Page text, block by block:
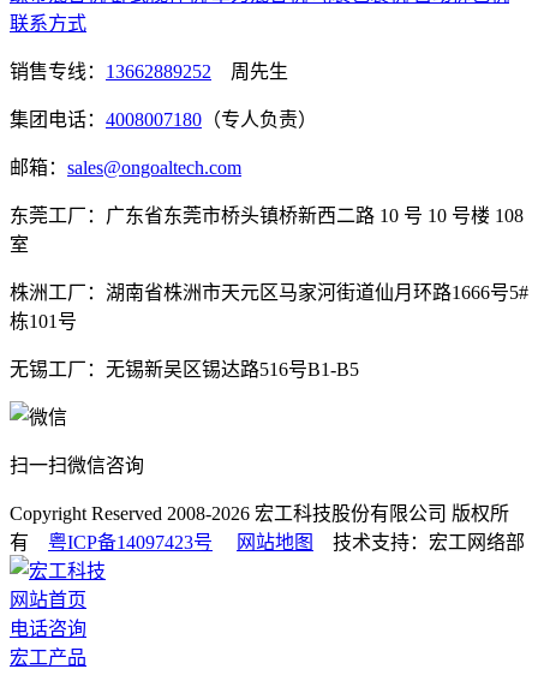
联系方式
销售专线： 13662889252 周先生
集团电话： 4008007180 （专人负责）
邮箱： sales@ongoaltech.com
东莞工厂：广东省东莞市桥头镇桥新西二路 10 号 10 号楼 108
室
株洲工厂：湖南省株洲市天元区马家河街道仙月环路1666号5#
栋101号
无锡工厂：无锡新吴区锡达路516号B1-B5
扫一扫微信咨询
Copyright Reserved 2008-2026 宏工科技股份有限公司 版权所
有 粤ICP备14097423号 网站地图 技术支持：宏工网络部
网站首页
电话咨询
宏工产品